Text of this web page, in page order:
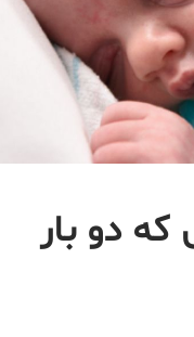
دو بار